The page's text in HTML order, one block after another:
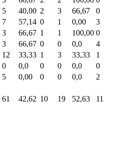
5 40,00 2 3 66,67 0
7 57,14 0 1 0,00 3
3 66,67 1 1 100,00 0
3 66,67 0 0 0,0 4
12 33,33 1 3 33,33 1
0 0,0 0 0 0,0 0
5 0,00 0 0 0,0 2
61 42,62 10 19 52,63 11